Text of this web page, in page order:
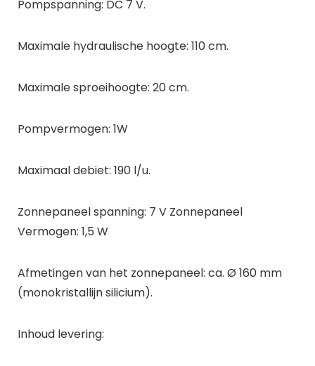
Pompspanning: DC 7 V.
Maximale hydraulische hoogte: 110 cm.
Maximale sproeihoogte: 20 cm.
Pompvermogen: 1W
Maximaal debiet: 190 l/u.
Zonnepaneel spanning: 7 V Zonnepaneel
Vermogen: 1,5 W
Afmetingen van het zonnepaneel: ca. Ø 160 mm
(monokristallijn silicium).
Inhoud levering: